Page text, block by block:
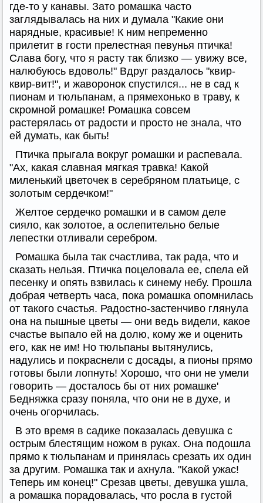
где-то у канавы. Зато ромашка часто
заглядывалась на них и думала "Какие они
нарядные, красивые! К ним непременно
прилетит в гости прелестная певунья птичка!
Слава богу, что я расту так близко — увижу все,
налюбуюсь вдоволь!" Вдруг раздалось "квир-
квир-вит!", и жаворонок спустился... не в сад к
пионам и тюльпанам, а прямехонько в траву, к
скромной ромашке! Ромашка совсем
растерялась от радости и просто не знала, что
ей думать, как быть!
Птичка прыгала вокруг ромашки и распевала.
"Ах, какая славная мягкая травка! Какой
миленький цветочек в серебряном платьице, с
золотым сердечком!"
Желтое сердечко ромашки и в самом деле
сияло, как золотое, а ослепительно белые
лепестки отливали серебром.
Ромашка была так счастлива, так рада, что и
сказать нельзя. Птичка поцеловала ее, спела ей
песенку и опять взвилась к синему небу. Прошла
добрая четверть часа, пока ромашка опомнилась
от такого счастья. Радостно-застенчиво глянула
она на пышные цветы — они ведь видели, какое
счастье выпало ей на долю, кому же и оценить
его, как не им! Но тюльпаны вытянулись,
надулись и покраснели с досады, а пионы прямо
готовы были лопнуть! Хорошо, что они не умели
говорить — досталось бы от них ромашке'
Бедняжка сразу поняла, что они не в духе, и
очень огорчилась.
В это время в садике показалась девушка с
острым блестящим ножом в руках. Она подошла
прямо к тюльпанам и принялась срезать их один
за другим. Ромашка так и ахнула. "Какой ужас!
Теперь им конец!" Срезав цветы, девушка ушла,
а ромашка порадовалась, что росла в густой